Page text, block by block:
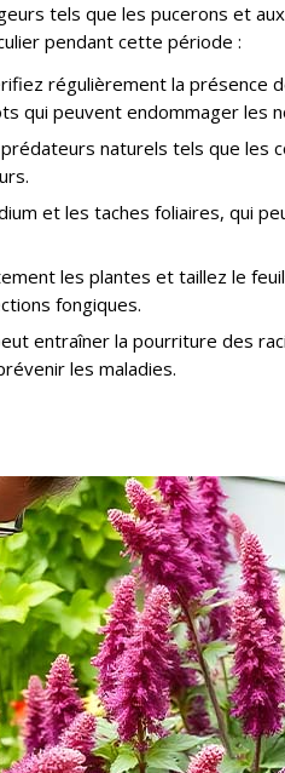
tels que les pucerons et
pendant cette période :
régulièrement la présence
qui peuvent endommager les
naturels tels que les
et les taches foliaires, qui
les plantes et taillez le
fongiques.
entraîner la pourriture des
les maladies.